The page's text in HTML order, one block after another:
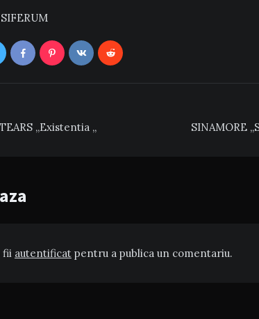
„Existentia „ SINAMORE
fii autentificat pentru a publica un comentariu.